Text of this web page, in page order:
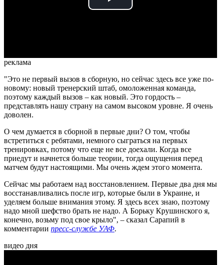
Play
реклама
"Это не первый вызов в сборную, но сейчас здесь все уже по-
новому: новый тренерский штаб, омоложенная команда,
поэтому каждый вызов – как новый. Это гордость –
представлять нашу страну на самом высоком уровне. Я очень
доволен.
О чем думается в сборной в первые дни? О том, чтобы
встретиться с ребятами, немного сыграться на первых
тренировках, потому что еще не все доехали. Когда все
приедут и начнется больше теории, тогда ощущения перед
матчем будут настоящими. Мы очень ждем этого момента.
Сейчас мы работаем над восстановлением. Первые два дня мы
восстанавливались после игр, которые были в Украине, и
уделяем больше внимания этому. Я здесь всех знаю, поэтому
надо мной шефство брать не надо. А Борьку Крушинского я,
конечно, возьму под свое крыло", – сказал Сарапий в
комментарии пресс-службе УАФ.
видео дня